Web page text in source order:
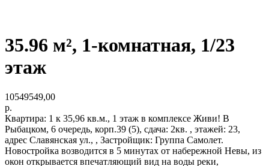
35.96 м², 1-комнатная, 1/23
этаж
10549549,00
р.
Квартира: 1 к 35,96 кв.м., 1 этаж в комплексе Живи! В
Рыбацком, 6 очередь, корп.39 (5), сдача: 2кв. , этажей: 23,
адрес Славянская ул., , Застройщик: Группа Самолет.
Новостройка возводится в 5 минутах от набережной Невы, из
окон открывается впечатляющий вид на воды реки,